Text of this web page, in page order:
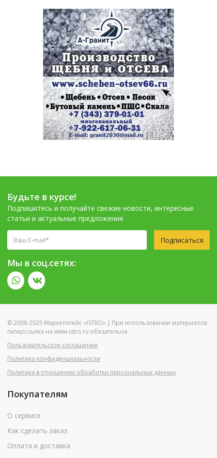
Будьте в курсе!
Подпишитесь и получайте свежие новости, интересные
статьи и актуальные предложения
Подписаться
Мы в соц.сетях:
© 2008-2025 Маркетплейс «ISTRO» | При использовании материалов
гиперссылка на www.istro.ru обязательна
Пользовательское соглашение
Политика конфиденциальности
Политика в отношении обработки персональных данных
Покупателям
О сервисе
Как сделать заказ
Оплата и доставка